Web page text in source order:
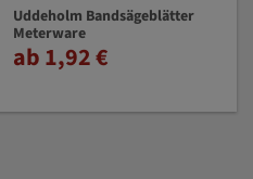
Uddeholm Bandsägeblätter
Meterware
ab 1,92 €